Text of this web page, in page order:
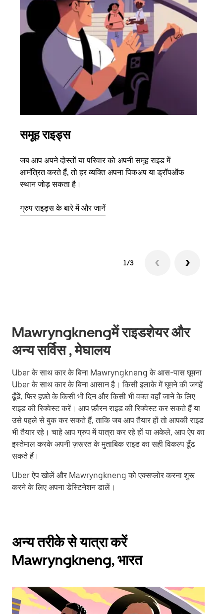
समूह राइड्स
जब आप अपने दोस्तों या परिवार को अपनी समूह राइड में
आमंत्रित करते हैं, तो हर व्यक्ति अपना पिकअप या ड्रॉपऑफ
स्थान जोड़ सकता है।
ग्रुप राइड्स के बारे में और जानें
1/3
Mawryngknengमें राइडशेयर और
अन्य सर्विस , मेघालय
Uber के साथ कार के बिना Mawryngkneng के आस-पास घूमना
Uber के साथ कार के बिना आसान है। किसी इलाके में घूमने की जगहें
ढूँढें, फिर हफ़्ते के किसी भी दिन और किसी भी वक्त वहाँ जाने के लिए
राइड की रिक्वेस्ट करें। आप फ़ौरन राइड की रिक्वेस्ट कर सकते हैं या
उसे पहले से बुक कर सकते हैं, ताकि जब आप तैयार हों तो आपकी राइड
भी तैयार रहे। चाहे आप ग्रुप में यात्रा कर रहे हों या अकेले, आप ऐप का
इस्तेमाल करके अपनी ज़रूरत के मुताबिक राइड का सही विकल्प ढूँढ
सकते हैं।
Uber ऐप खोलें और Mawryngkneng को एक्सप्लोर करना शुरू
करने के लिए अपना डेस्टिनेशन डालें।
अन्य तरीके से यात्रा करें
Mawryngkneng, भारत